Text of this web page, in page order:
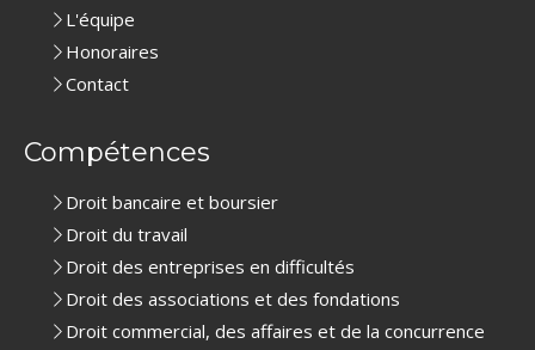
L'équipe
Honoraires
Contact
Compétences
Droit bancaire et boursier
Droit du travail
Droit des entreprises en difficultés
Droit des associations et des fondations
Droit commercial, des affaires et de la concurrence